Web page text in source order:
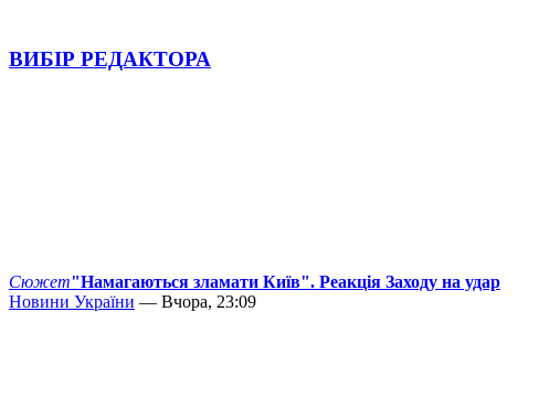
ВИБІР РЕДАКТОРА
Сюжет"Намагаються зламати Київ". Реакція Заходу на удар
Новини України — Вчора, 23:09